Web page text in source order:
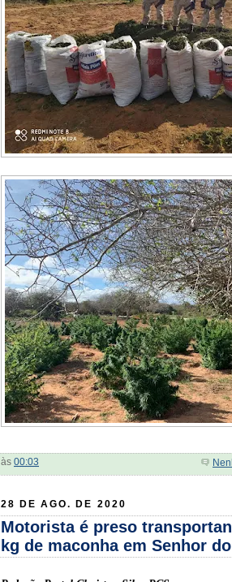
às 00:03
28 DE AGO. DE 2020
Motorista é preso
kg de maconha em Senhor